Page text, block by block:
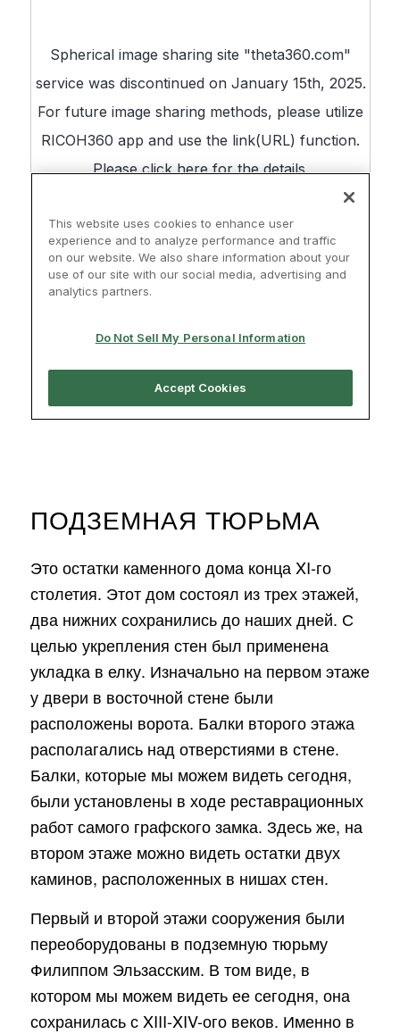
ПОДЗЕМНАЯ ТЮРЬМА
Это остатки каменного дома конца XI-го
столетия. Этот дом состоял из трех этажей,
два нижних сохранились до наших дней. С
целью укрепления стен был применена
укладка в елку. Изначально на первом этаже
у двери в восточной стене были
расположены ворота. Балки второго этажа
располагались над отверстиями в стене.
Балки, которые мы можем видеть сегодня,
были установлены в ходе реставрационных
работ самого графского замка. Здесь же, на
втором этаже можно видеть остатки двух
каминов, расположенных в нишах стен.
Первый и второй этажи сооружения были
переоборудованы в подземную тюрьму
Филиппом Эльзасским. В том виде, в
котором мы можем видеть ее сегодня, она
сохранилась с XIII-XIV-ого веков. Именно в